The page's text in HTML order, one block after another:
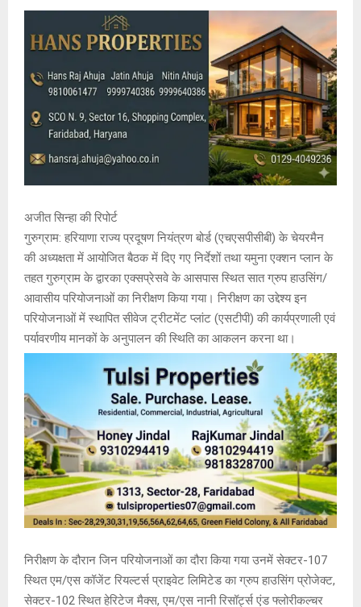
अजीत सिन्हा की रिपोर्ट
गुरुग्राम: हरियाणा राज्य प्रदूषण नियंत्रण बोर्ड (एचएसपीसीबी) के चेयरमैन
की अध्यक्षता में आयोजित बैठक में दिए गए निर्देशों तथा यमुना एक्शन प्लान के
तहत गुरुग्राम के द्वारका एक्सप्रेसवे के आसपास स्थित सात ग्रुप हाउसिंग/
आवासीय परियोजनाओं का निरीक्षण किया गया। निरीक्षण का उद्देश्य इन
परियोजनाओं में स्थापित सीवेज ट्रीटमेंट प्लांट (एसटीपी) की कार्यप्रणाली एवं
पर्यावरणीय मानकों के अनुपालन की स्थिति का आकलन करना था।
निरीक्षण के दौरान जिन परियोजनाओं का दौरा किया गया उनमें सेक्टर-107
स्थित एम/एस कॉजेंट रियल्टर्स प्राइवेट लिमिटेड का ग्रुप हाउसिंग प्रोजेक्ट,
सेक्टर-102 स्थित हेरिटेज मैक्स, एम/एस नानी रिसॉर्ट्स एंड फ्लोरीकल्चर